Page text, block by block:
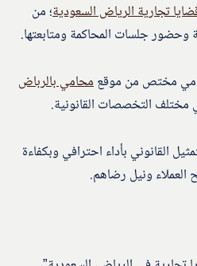
تجارية الرياض السعودية؛ من
جلسات المحاكمة ومتابعتها.
مختص من موقعمحامي بالرباض
مختلف التخصصات القانونية.
القانوني بأداء احترافي وبكفاءة
ونيل رضاهم.